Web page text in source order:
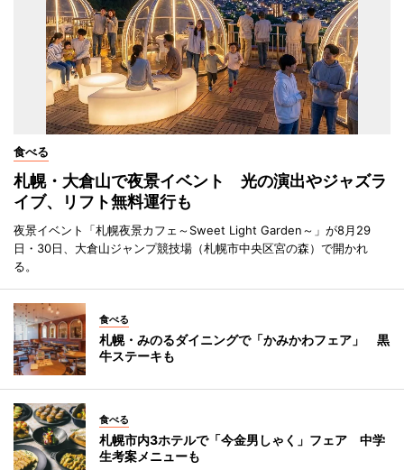
食べる
札幌・大倉山で夜景イベント 光の演出やジャズラ
イブ、リフト無料運行も
夜景イベント「札幌夜景カフェ～Sweet Light Garden～」が8月29
日・30日、大倉山ジャンプ競技場（札幌市中央区宮の森）で開かれ
る。
食べる
札幌・みのるダイニングで「かみかわフェア」 黒
牛ステーキも
食べる
札幌市内3ホテルで「今金男しゃく」フェア 中学
生考案メニューも